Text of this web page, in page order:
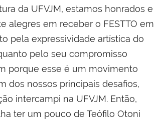
da UFVJM, estamos honrados e
alegres em receber o FESTTO em
pela expressividade artística do
pelo seu compromisso
porque esse é um movimento
dos nossos principais desafios,
intercampi na UFVJM. Então,
ter um pouco de Teófilo Otoni